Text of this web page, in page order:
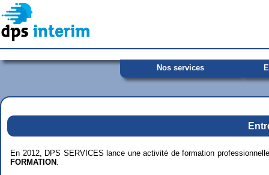
Nos services
Qui sommes nous ?
Les
En 2012, DPS SERVICES lance une activité de formation
FORMATION .